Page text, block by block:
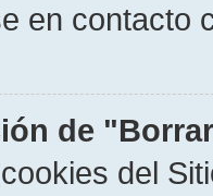
en contacto
de
del